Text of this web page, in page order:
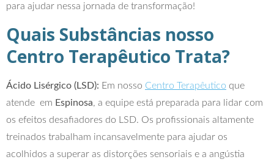
para ajudar nessa jornada de transformação!
Quais Substâncias nosso
Centro Terapêutico Trata?
Ácido Lisérgico (LSD): Em nosso Centro Terapêutico que
atende em Espinosa, a equipe está preparada para lidar com
os efeitos desafiadores do LSD. Os profissionais altamente
treinados trabalham incansavelmente para ajudar os
acolhidos a superar as distorções sensoriais e a angústia